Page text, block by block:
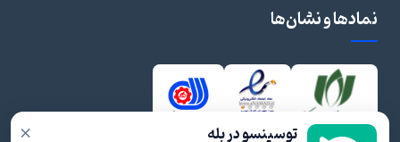
نمادها و نشان‌ها
× توسینسو در بله